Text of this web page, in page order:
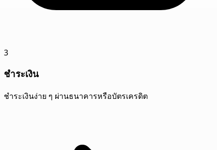
3
ชำระเงิน
ชำระเงินง่าย ๆ ผ่านธนาคารหรือบัตรเครดิต